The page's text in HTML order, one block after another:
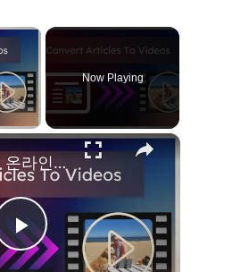
×
Video
Now Playing
×
P
기사를 무료 온라인으로 비디오로 변환하는 방법은 무엇입니까?